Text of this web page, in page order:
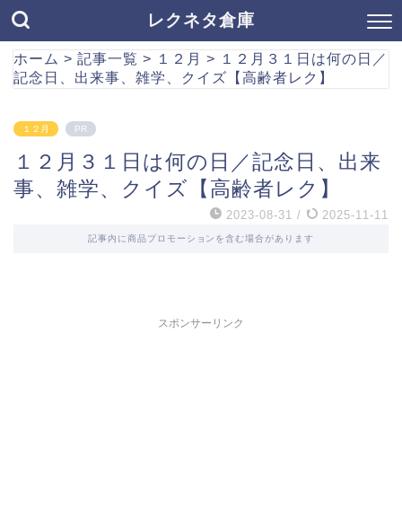
レクネタ倉庫
ホーム > 記事一覧 > １２月 > １２月３１日は何の日／
記念日、出来事、雑学、クイズ【高齢者レク】
１２月 PR
１２月３１日は何の日／記念日、出来
事、雑学、クイズ【高齢者レク】
2023-08-31 / 2025-11-11
記事内に商品プロモーションを含む場合があります
スポンサーリンク